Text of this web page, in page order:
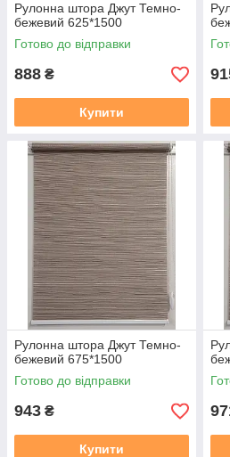
Рулонна штора Джут Темно-
бежевий 625*1500
Готово до відправки
888 ₴
Купити
Рулонна штора Джут Темно-
бежевий 675*1500
Готово до відправки
943 ₴
Купити